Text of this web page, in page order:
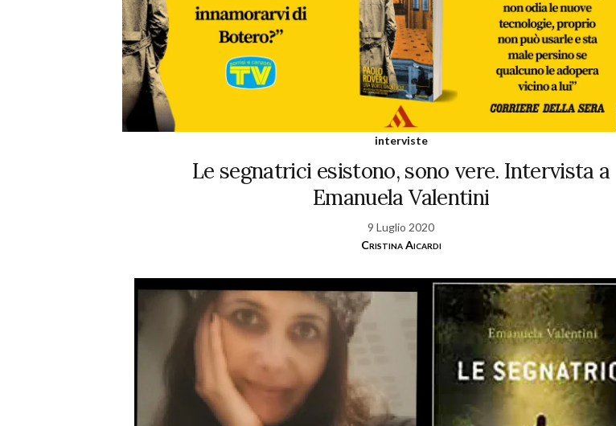
interviste
Le segnatrici esistono, sono vere. Intervista a
Emanuela Valentini
9 Luglio 2020
Cristina Aicardi